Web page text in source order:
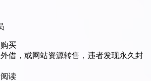
买
借，或网站资源转售，违者发现永久封
读